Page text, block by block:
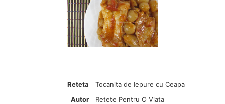
Reteta
Tocanita de Iepure cu Ceapa
Autor
Retete Pentru O Viata